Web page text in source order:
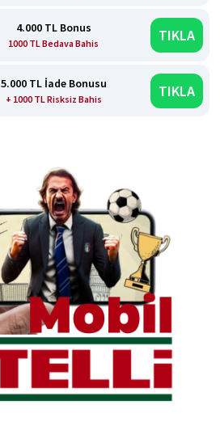
4.000 TL Bonus
1000 TL Bedava Bahis TIKLA
5.000 TL İade Bonusu
+ 1000 TL Risksiz Bahis TIKLA